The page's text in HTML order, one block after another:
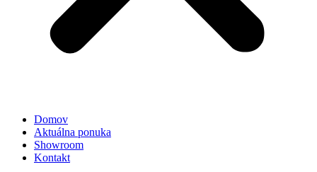
Domov
Aktuálna ponuka
Showroom
Kontakt